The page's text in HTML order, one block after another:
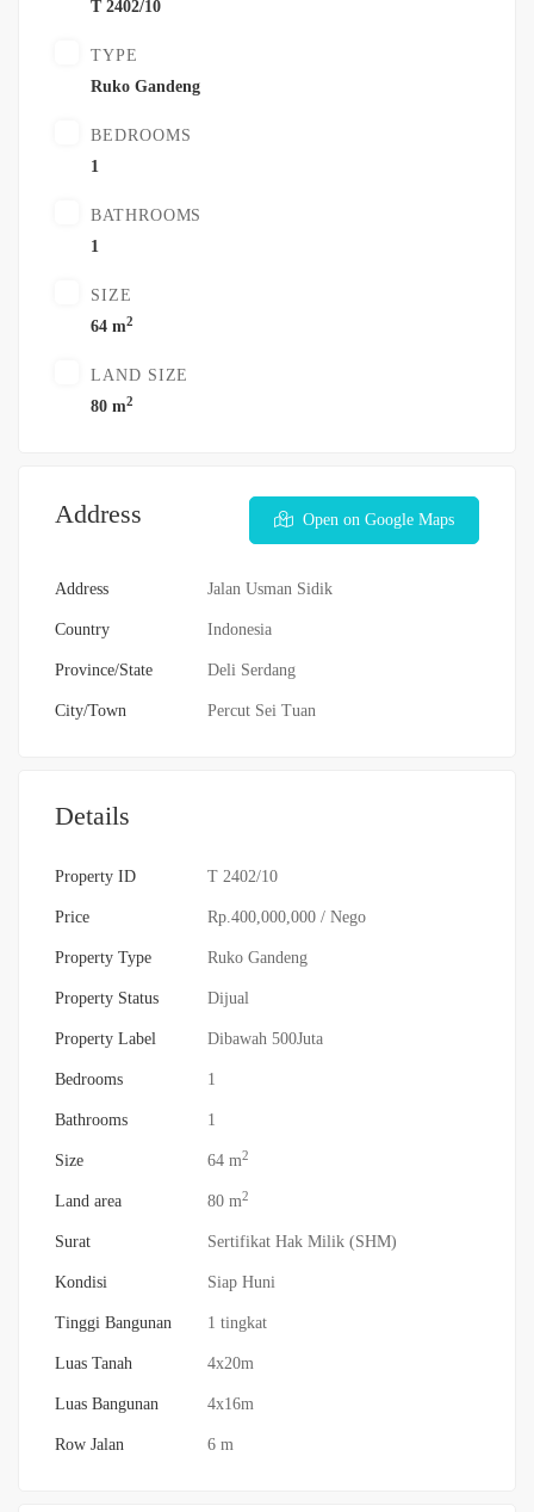
T 2402/10
TYPE
Ruko Gandeng
BEDROOMS
1
BATHROOMS
1
SIZE
64 m2
LAND SIZE
80 m2
Address Open on Google Maps
Address Jalan Usman Sidik
Country Indonesia
Province/State Deli Serdang
City/Town Percut Sei Tuan
Details
Property ID T 2402/10
Price Rp.400,000,000 / Nego
Property Type Ruko Gandeng
Property Status Dijual
Property Label Dibawah 500Juta
Bedrooms 1
Bathrooms 1
Size 64 m2
Land area 80 m2
Surat Sertifikat Hak Milik (SHM)
Kondisi Siap Huni
Tinggi Bangunan 1 tingkat
Luas Tanah 4x20m
Luas Bangunan 4x16m
Row Jalan 6 m